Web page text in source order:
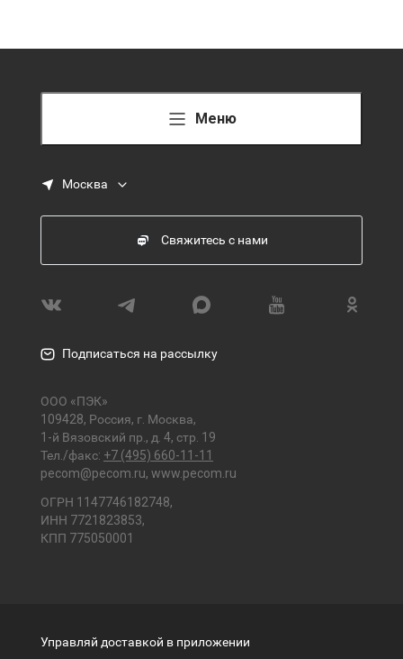
Меню
Москва
Свяжитесь с нами
Подписаться на рассылку
ООО «ПЭК»
109428, Россия, г. Москва,
1-й Вязовский пр., д. 4, стр. 19
Тел./факс: +7 (495) 660-11-11
pecom@pecom.ru, www.pecom.ru
ОГРН 1147746182748,
ИНН 7721823853,
КПП 775050001
Управляй доставкой в приложении